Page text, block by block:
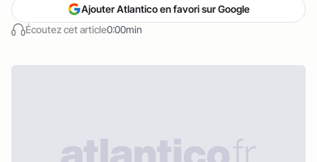
Écoutez cet article0:00min
Ajouter Atlantico en favori sur Google